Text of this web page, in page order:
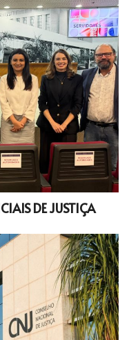
DE JUSTIÇA